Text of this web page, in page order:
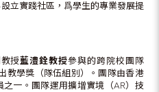
立實踐社區，爲學生的專業發展提
授藍澧銓教授參與的跨院校團隊
教學獎（隊伍組別）。團隊由香港
一。團隊運用擴增實境（AR）技